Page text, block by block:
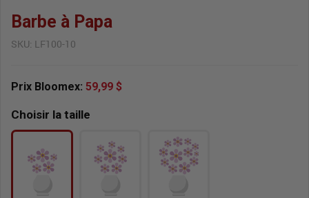
Barbe à Papa
SKU: LF100-10
Prix Bloomex: 59,99 $
Choisir la taille